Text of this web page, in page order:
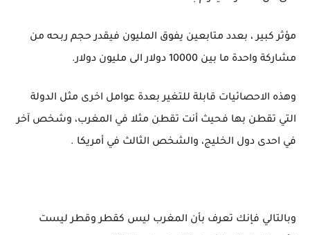
مؤثر كبير ، بعدد متابعين يفوق المليون فيقدر حجم ربحه من
مشاركة واحدة ما بين 10000 دولار الى مليون دولار.
وهذه الاحصائيات قابلة للتغير بعدة عوامل اخرى مثل الدولة
التي تقطن بها فحيث أنت تقطن مثلا في المغرب، وشخص آخر
في احدى دول الخليج، والشخص الثالث في أمريكا .
وبالتالي فإنك تعرف بأن المغرب ليس كقطر وقطر ليست